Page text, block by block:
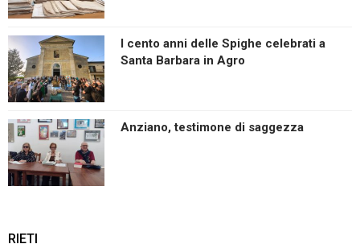
I cento anni delle Spighe celebrati a
Santa Barbara in Agro
Anziano, testimone di saggezza
RIETI